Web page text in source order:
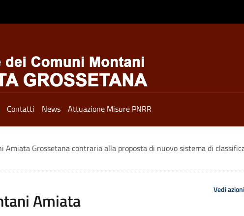
Contatti News Attuazione Misure PNRR
Amiata Grossetana contraria alla proposta di nuovo sistema di
Amiata
Vedi azioni